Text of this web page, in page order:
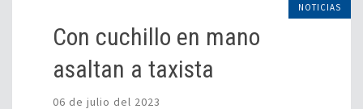
NOTICIAS
Con cuchillo en mano
asaltan a taxista
06 de julio del 2023